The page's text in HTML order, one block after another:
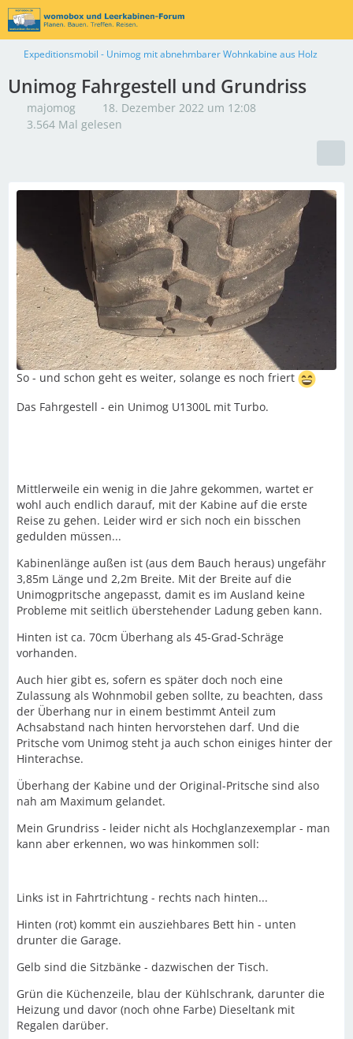
Expeditionsmobil - Unimog mit abnehmbarer Wohnkabine aus Holz
Unimog Fahrgestell und Grundriss
majomog
18. Dezember 2022 um 12:08
3.564 Mal gelesen
So - und schon geht es weiter, solange es noch friert
Das Fahrgestell - ein Unimog U1300L mit Turbo.
Mittlerweile ein wenig in die Jahre gekommen, wartet er
wohl auch endlich darauf, mit der Kabine auf die erste
Reise zu gehen. Leider wird er sich noch ein bisschen
gedulden müssen...
Kabinenlänge außen ist (aus dem Bauch heraus) ungefähr
3,85m Länge und 2,2m Breite. Mit der Breite auf die
Unimogpritsche angepasst, damit es im Ausland keine
Probleme mit seitlich überstehender Ladung geben kann.
Hinten ist ca. 70cm Überhang als 45-Grad-Schräge
vorhanden.
Auch hier gibt es, sofern es später doch noch eine
Zulassung als Wohnmobil geben sollte, zu beachten, dass
der Überhang nur in einem bestimmt Anteil zum
Achsabstand nach hinten hervorstehen darf. Und die
Pritsche vom Unimog steht ja auch schon einiges hinter der
Hinterachse.
Überhang der Kabine und der Original-Pritsche sind also
nah am Maximum gelandet.
Mein Grundriss - leider nicht als Hochglanzexemplar - man
kann aber erkennen, wo was hinkommen soll:
Links ist in Fahrtrichtung - rechts nach hinten...
Hinten (rot) kommt ein ausziehbares Bett hin - unten
drunter die Garage.
Gelb sind die Sitzbänke - dazwischen der Tisch.
Grün die Küchenzeile, blau der Kühlschrank, darunter die
Heizung und davor (noch ohne Farbe) Dieseltank mit
Regalen darüber.